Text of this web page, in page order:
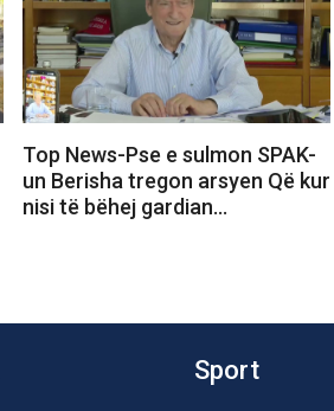
Top News-Pse e sulmon SPAK-
un Berisha tregon arsyen Që kur
nisi të bëhej gardian…
Sport